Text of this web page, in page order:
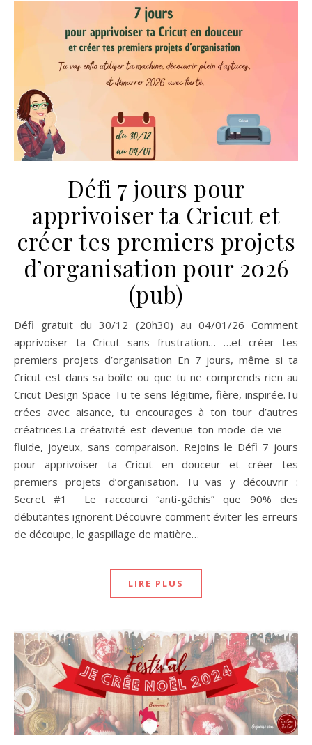
Défi 7 jours pour
apprivoiser ta Cricut et
créer tes premiers projets
d’organisation pour 2026
(pub)
Défi gratuit du 30/12 (20h30) au 04/01/26 Comment
apprivoiser ta Cricut sans frustration… …et créer tes
premiers projets d’organisation En 7 jours, même si ta
Cricut est dans sa boîte ou que tu ne comprends rien au
Cricut Design Space Tu te sens légitime, fière, inspirée.Tu
crées avec aisance, tu encourages à ton tour d’autres
créatrices.La créativité est devenue ton mode de vie —
fluide, joyeux, sans comparaison. Rejoins le Défi 7 jours
pour apprivoiser ta Cricut en douceur et créer tes
premiers projets d’organisation. Tu vas y découvrir :
Secret #1 Le raccourci “anti-gâchis” que 90% des
débutantes ignorent.Découvre comment éviter les erreurs
de découpe, le gaspillage de matière…
LIRE PLUS